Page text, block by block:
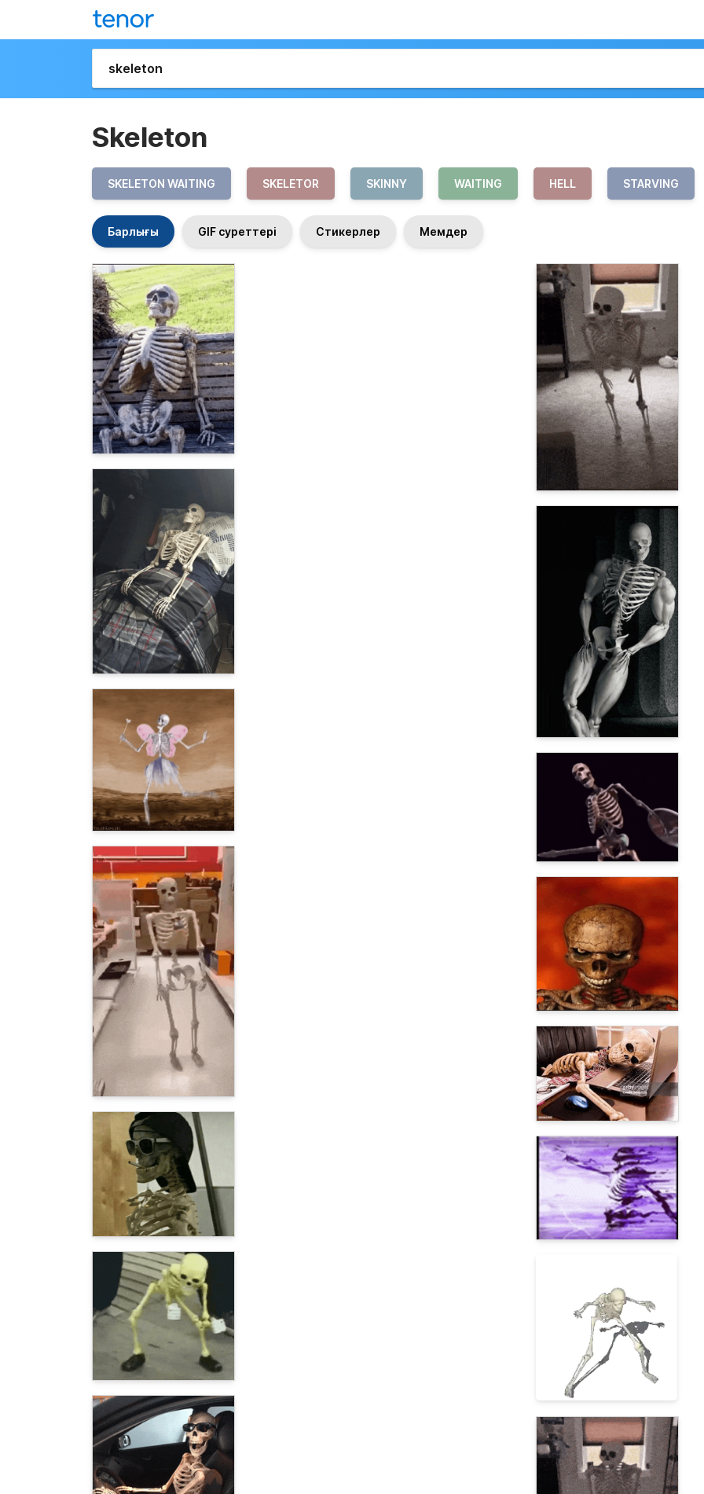
Skeleton
SKELETON WAITING SKELETOR SKINNY WAITING HELL STARVING
Барлығы GIF суреттері Стикерлер Мемдер